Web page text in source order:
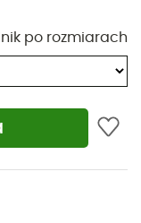
po rozmiarach
gęsie